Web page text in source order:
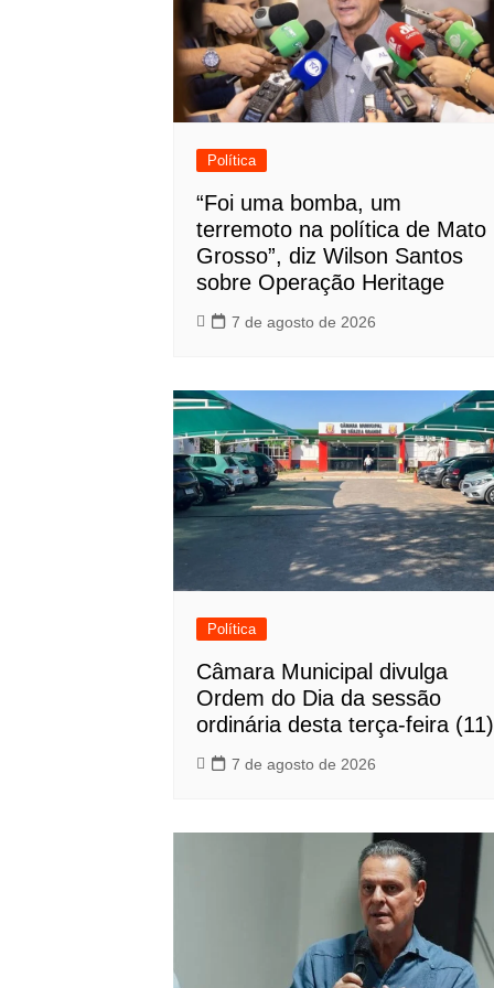
Política
“Foi uma bomba, um
terremoto na política de Mato
Grosso”, diz Wilson Santos
sobre Operação Heritage
7 de agosto de 2026
Política
Câmara Municipal divulga
Ordem do Dia da sessão
ordinária desta terça-feira (11)
7 de agosto de 2026